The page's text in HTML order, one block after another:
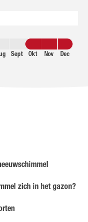
Sept Okt Nov Dec
zich in het gazon?